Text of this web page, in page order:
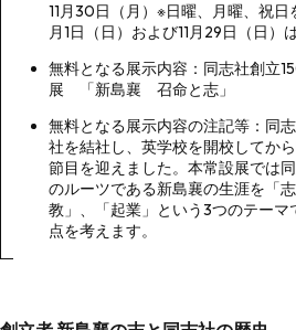
11月30日（月）※日曜、月曜、祝日
月1日（日）および11月29日（日）
無料となる展示内容：同志社創立
展 「新島襄 召命と志」
無料となる展示内容の注記等：同
社を結社し、英学校を開校してか
節目を迎えました。本常設展では
のルーツである新島襄の生涯を「
教」、「起業」という3つのテーマ
点を考えます。